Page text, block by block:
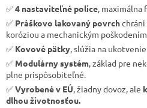
✅4 nastaviteľné police ,
✅ Práškovo lakovaný povrch
koróziou a mechanickým poškodením.
✅ Kovové pätky , slúžia na
✅ Modulárny systém , základ pre
plne prispôsobiteľné.
✅Vyrobené v EÚ , žiadny dovoz, ale
dlhou životnosťou.